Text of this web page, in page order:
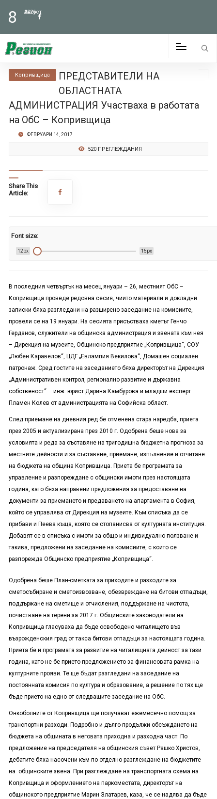
8 Август
2026
Копривщица
ПРЕДСТАВИТЕЛИ НА
ОБЛАСТНАТА
АДМИНИСТРАЦИЯ Участваха в работата
на ОбС – Копривщица
ФЕВРУАРИ 14, 2017
520 ПРЕГЛЕЖДАНИЯ
Share This
Article:
Font size:
12px 15px
В последния четвъртък на месец януари – 26, местният ОбС –
Копривщица проведе редовна сесия, чиито материали и докладни
записки бяха разгледани на разширено заседание на комисиите,
провели се на 19 януари. На сесията присъстваха кметът Генчо
Герданов, служители на общинска администрация и звената към нея
– Дирекция на музеите, Общинско предприятие „Копривщица“, СОУ
„Любен Каравелов“, ЦДГ „Евлампия Векилова“, Домашен социален
патронаж. Сред гостите на заседанието бяха директорът на Дирекция
„Административен контрол, регионално развитие и държавна
собственост“ – инж. юрист Дарина Камбурова и младши експерт
Пламен Колев от администрацията на Софийска област.
След приемане на дневния ред бе отменена стара наредба, приета
през 2005 и актуализирана през 2010 г. Одобрена беше нова за
условията и реда за съставяне на тригодишна бюджетна прогноза за
местните дейности и за съставяне, приемане, изпълнение и отчитане
на бюджета на община Копривщица. Приета бе програмата за
управление и разпореждане с общински имоти през настоящата
година, като бяха направени предложения за предоставяне на
документи за приемането и предаването на апартамента в София,
който се управлява от Дирекция на музеите. Към списъка да се
прибави и Пеева къща, която се стопанисва от културната институция.
Добавят се в списъка с имоти за общо и индивидуално ползване и
такива, предложени на заседание на комисиите, с които се
разпорежда Общинско предприятие „Копривщица“.
Одобрена беше План-сметката за приходите и разходите за
сметосъбиране и сметоизвозване, обезвреждане на битови отпадъци,
поддържане на сметище и отчисления, поддържане на чистота,
почистване на терени за 2017 г. Общинските законодатели на
Копривщица гласуваха да бъде освободено читалището във
възрожденския град от такса битови отпадъци за настоящата година.
Приета бе и програмата за развитие на читалищната дейност за тази
година, като не бе прието предложението за финансовата рамка на
културните прояви. Те ще бъдат разгледани на заседание на
постоянната комисия по култура и образование, а решение по тях ще
бъде прието на едно от следващите заседание на ОбС.
Онкоболните от Копривщица ще получават ежемесечно помощ за
транспортни разходи. Подробно и дълго продължи обсъждането на
бюджета на общината в неговата приходна и разходна част. По
предложение на председателя на общинския съвет Рашко Христов,
дебатите бяха насочени към по отделно разглеждане на бюджетите
на общинските звена. При разглеждане на транспортната схема на
Копривщица и оформлението на паркоместата, директорът на
общинското предприятие Марин Златарев, каза, че се надява да бъде